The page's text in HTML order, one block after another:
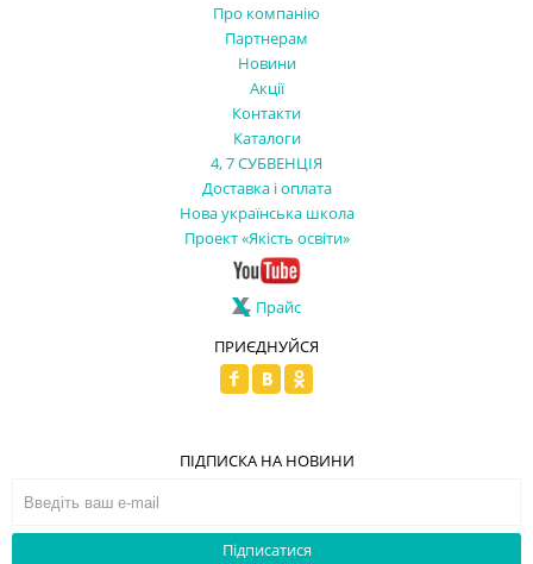
Про компанію
Партнерам
Новини
Акції
Контакти
Каталоги
4, 7 СУБВЕНЦІЯ
Доставка і оплата
Нова українська школа
Проект «Якість освіти»
Прайс
ПРИЄДНУЙСЯ
ПІДПИСКА НА НОВИНИ
Підписатися